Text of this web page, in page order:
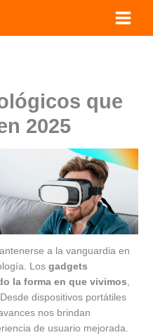
que
2025
a la vanguardia en
Losgadgets
la forma en que vivimos,
dispositivos portátiles
nos brindan
de usuario mejorada.